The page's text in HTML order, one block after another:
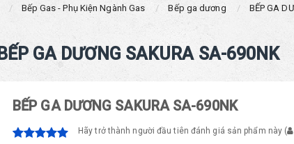
Bếp Gas - Phụ Kiện Ngành Gas Bếp ga dương BẾP GA
BẾP GA DƯƠNG SAKURA SA-690NK
BẾP GA DƯƠNG SAKURA SA-690NK
Hãy trở thành người đầu tiên đánh giá sản phẩm này (